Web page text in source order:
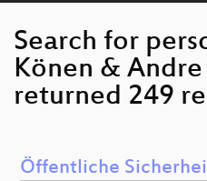
Search for
Könen &
returned 249
Öffentliche